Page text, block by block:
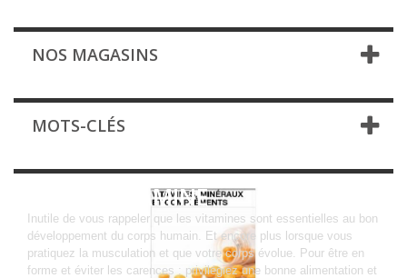
NOS MAGASINS
MOTS-CLÉS
MULTI-VITAMINE
Inutile de vous rappeler que les vitamines sont essentielles au bon
développement du corps humain. Et encore plus lorsque vous
pratiquez la musculation et que votre corps évolue. Pour être en
forme et éviter les carences : privilégiez une bonne alimentation et